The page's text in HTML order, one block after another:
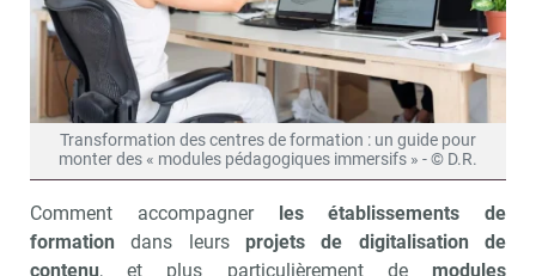
Transformation des centres de formation : un guide pour
monter des « modules pédagogiques immersifs » - © D.R.
Comment accompagner les établissements de
formation dans leurs projets de digitalisation de
contenu, et plus particulièrement de modules